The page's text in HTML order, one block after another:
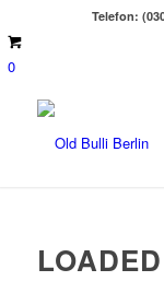
Telefon:
0
LOADED